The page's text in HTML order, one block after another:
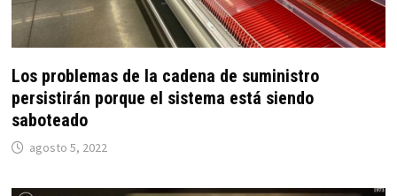
Los problemas de la cadena de suministro
persistirán porque el sistema está siendo
saboteado
agosto 5, 2022